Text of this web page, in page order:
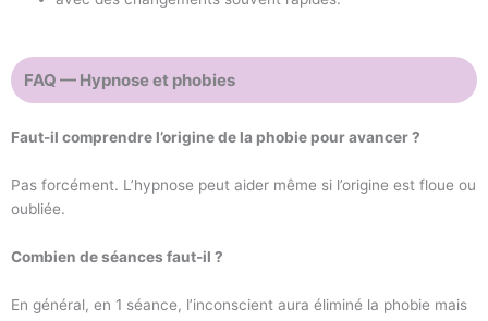
FAQ — Hypnose et phobies
Faut-il comprendre l’origine de la phobie pour avancer ?
Pas forcément. L’hypnose peut aider même si l’origine est floue ou
oubliée.
Combien de séances faut-il ?
En général, en 1 séance, l’inconscient aura éliminé la phobie mais